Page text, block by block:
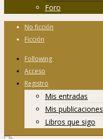
Foro
No ficción
Ficción
Following
Acceso
Registro
Mis entradas
Mis publicaciones
Libros que sigo